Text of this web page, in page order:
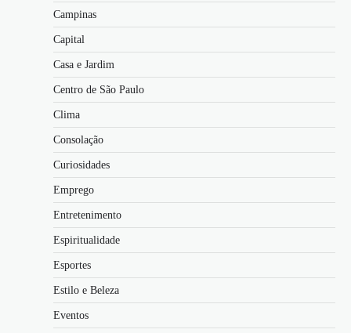
Campinas
Capital
Casa e Jardim
Centro de São Paulo
Clima
Consolação
Curiosidades
Emprego
Entretenimento
Espiritualidade
Esportes
Estilo e Beleza
Eventos